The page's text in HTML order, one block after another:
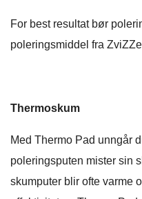
For best resultat bør
poleringsmiddel fra
Thermoskum
Med Thermo Pad unngår
poleringsputen mister sin
skumputer blir ofte varme